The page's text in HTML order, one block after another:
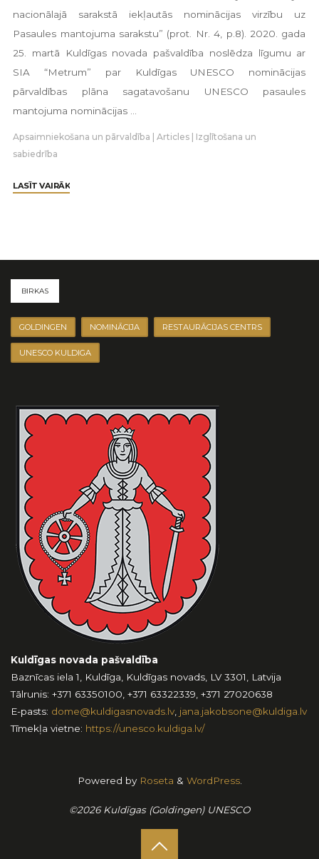
nacionālajā sarakstā iekļautās nominācijas virzību uz
Pasaules mantojuma sarakstu” (prot. Nr. 4, p.8). 2020. gada
25. martā Kuldīgas novada pašvaldība noslēdza līgumu ar
SIA “Metrum” par Kuldīgas UNESCO nominācijas
pārvaldības plāna sagatavošanu UNESCO pasaules
mantojuma nominācijas …
Apsaimniekošana un pārvaldība Articles
Izglītošana un
sabiedrība
LASĪT VAIRĀK
BIRKAS
GOLDINGEN NOMINĀCIJA RESTAURĀCIJAS CENTRS
UNESCO KULDIGA
Kuldīgas novada pašvaldība
Baznīcas iela 1, Kuldīga, Kuldīgas novads, LV 3301, Latvija
Tālrunis: +371 63350100, +371 63322339, +371 27020638
E-pasts: dome@kuldigasnovads.lv, jana.jakobsone@kuldiga.lv
Tīmekļa vietne: https://unesco.kuldiga.lv/
Powered byRoseta & WordPress.
©2026 Kuldīgas (Goldingen) UNESCO